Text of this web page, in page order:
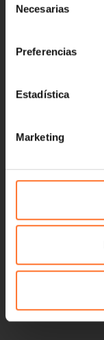
Necesarias
Preferencias
Estadística
Marketing